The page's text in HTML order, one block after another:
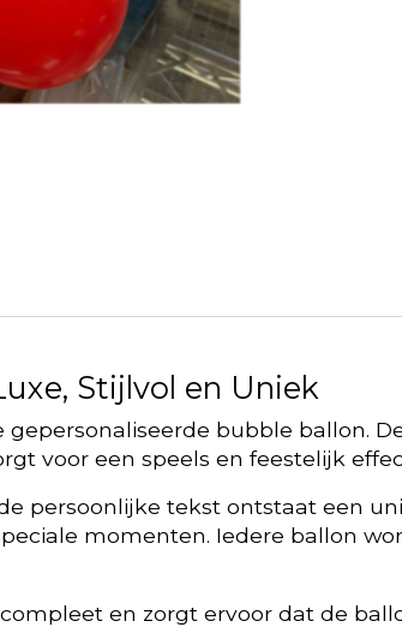
Stijlvol en Uniek
bubble ballon.
voor een speels en feestelijk
persoonlijke tekst ontstaat een
momenten. Iedere ballon
en zorgt ervoor dat de